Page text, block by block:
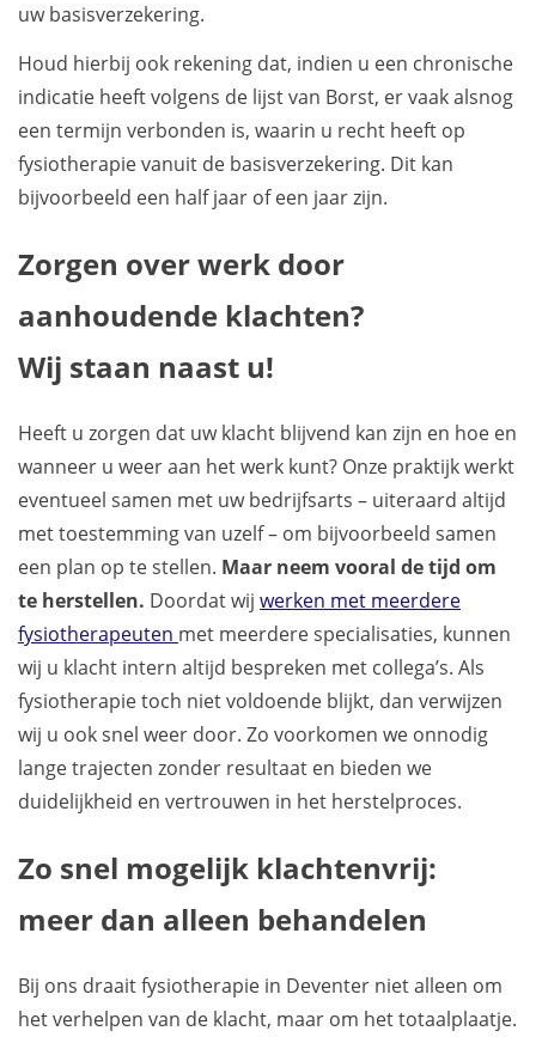
uw basisverzekering.
Houd hierbij ook rekening dat, indien u een chronische
indicatie heeft volgens de lijst van Borst, er vaak alsnog
een termijn verbonden is, waarin u recht heeft op
fysiotherapie vanuit de basisverzekering. Dit kan
bijvoorbeeld een half jaar of een jaar zijn.
Zorgen over werk door
aanhoudende klachten?
Wij staan naast u!
Heeft u zorgen dat uw klacht blijvend kan zijn en hoe en
wanneer u weer aan het werk kunt? Onze praktijk werkt
eventueel samen met uw bedrijfsarts – uiteraard altijd
met toestemming van uzelf – om bijvoorbeeld samen
een plan op te stellen. Maar neem vooral de tijd om
te herstellen. Doordat wij werken met meerdere
fysiotherapeuten met meerdere specialisaties, kunnen
wij u klacht intern altijd bespreken met collega’s. Als
fysiotherapie toch niet voldoende blijkt, dan verwijzen
wij u ook snel weer door. Zo voorkomen we onnodig
lange trajecten zonder resultaat en bieden we
duidelijkheid en vertrouwen in het herstelproces.
Zo snel mogelijk klachtenvrij:
meer dan alleen behandelen
Bij ons draait fysiotherapie in Deventer niet alleen om
het verhelpen van de klacht, maar om het totaalplaatje.